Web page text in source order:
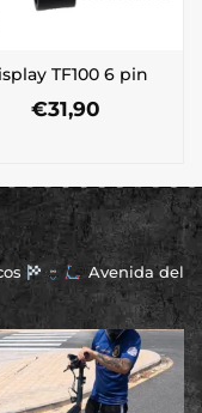
TF100 6 pin
€31,90
Avenida del